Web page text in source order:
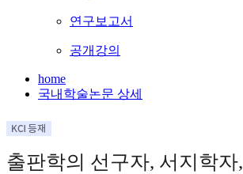
연구보고서
공개강의
home
국내학술논문 상세
출판학의 선구자, 서지학자,